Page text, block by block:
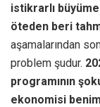
istikrarlı
öteden beri
aşamalarından
problem şudur.
programının
ekonomisi